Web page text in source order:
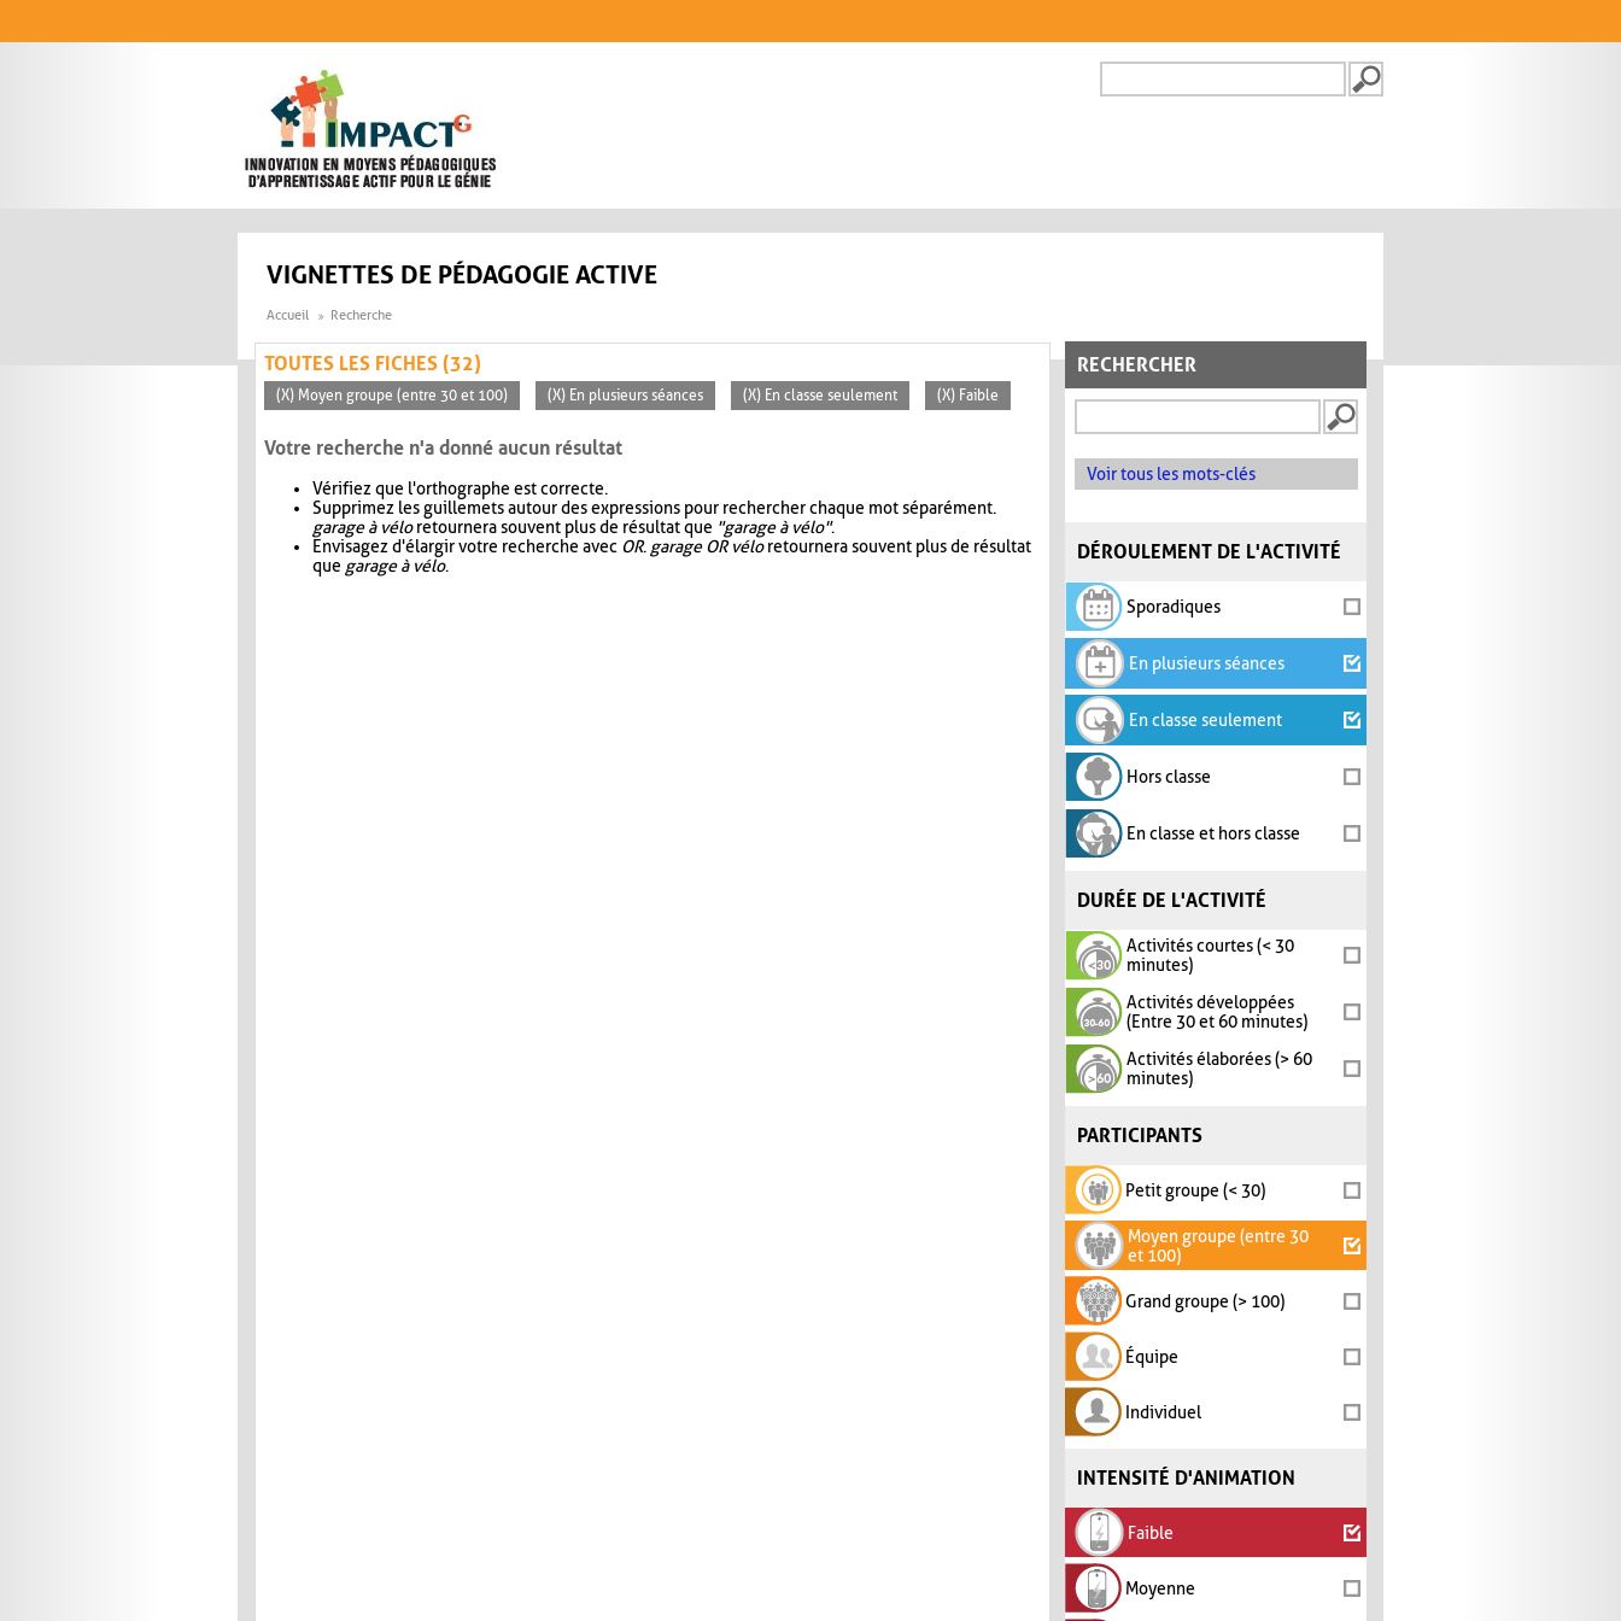
FORMULAIRE DE
VIGNETTES DE PÉDAGOGIE ACTIVE
Accueil Recherche
RECHERCHER
Voir tous les mots-clés
DÉROULEMENT DE L'ACTIVITÉ
Sporadiques
En plusieurs séances
En classe seulement
Hors classe
En classe et hors classe
DURÉE DE L'ACTIVITÉ
Activités courtes (< 30
minutes)
Activités développées
(Entre 30 et 60 minutes)
Activités élaborées (> 60
minutes)
PARTICIPANTS
Petit groupe (< 30)
Moyen groupe (entre 30
et 100)
Grand groupe (> 100)
Équipe
Individuel
INTENSITÉ D'ANIMATION
Faible
Moyenne
TOUTES LES FICHES (32)
(X) Moyen groupe (entre 30 et 100) (X) En plusieurs séances (X) En classe seulement (X) Faible
Votre recherche n'a donné aucun résultat
Vérifiez que l'orthographe est correcte.
Supprimez les guillemets autour des expressions pour rechercher chaque mot séparément.
garage à véloretournera souvent plus de résultat que "garage à vélo".
Envisagez d'élargir votre recherche avec OR. garage OR véloretournera souvent plus de résultat
que garage à vélo.